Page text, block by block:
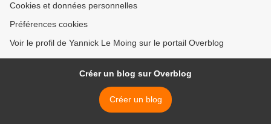
Cookies et données personnelles
Préférences cookies
Voir le profil de Yannick Le Moing sur le portail Overblog
Créer un blog sur Overblog
Créer un blog